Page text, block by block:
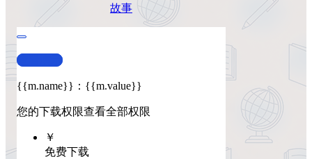
故事
查看演示
{{m.name}} ： {{m.value}}
您的下载权限查看全部权限
￥
免费下载